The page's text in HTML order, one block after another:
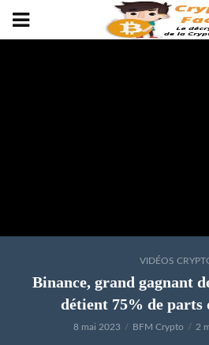
VIDÉOS
Binance, grand gagnant
détient 75% de parts
8 mai 2023 BFM Crypto 2